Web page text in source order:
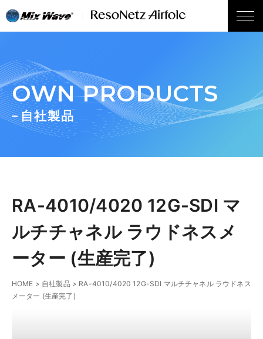
wp_head();
OWN PRODUCTS
自社製品
RA-4010/4020 12G-SDI マ
ルチチャネル ラウドネスメ
ーター (生産完了)
HOME > 自社製品 > RA-4010/4020 12G-SDI マルチチャネル ラウドネス
メーター (生産完了)